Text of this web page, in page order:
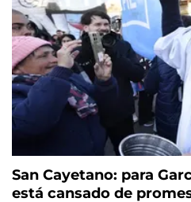
San Cayetano: para
está cansado de